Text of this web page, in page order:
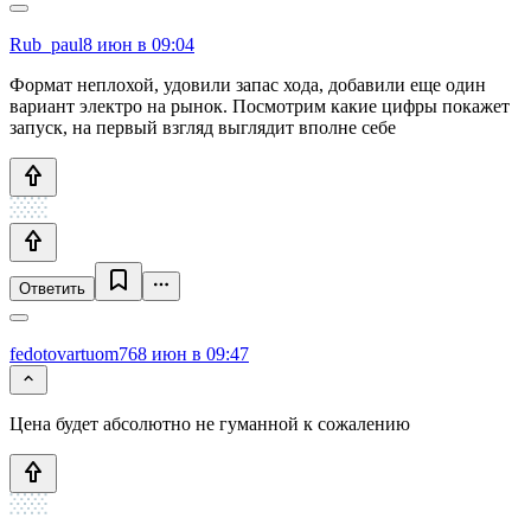
Rub_paul8 июн в 09:04
Формат неплохой, удовили запас хода, добавили еще один
вариант электро на рынок. Посмотрим какие цифры покажет
запуск, на первый взгляд выглядит вполне себе
Ответить
fedotovartuom768 июн в 09:47
Цена будет абсолютно не гуманной к сожалению